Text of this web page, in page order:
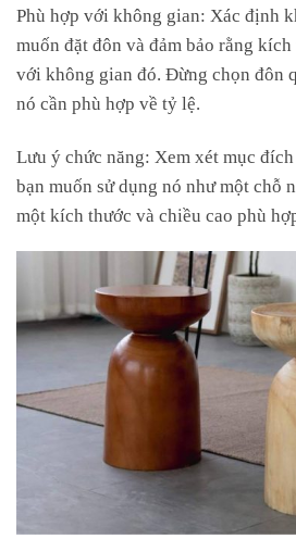
Phù hợp với không gian: Xác định
muốn đặt đôn và đảm bảo rằng
với không gian đó. Đừng chọn đôn
nó cần phù hợp về tỷ lệ.
Lưu ý chức năng: Xem xét mục
bạn muốn sử dụng nó như một chỗ
một kích thước và chiều cao phù